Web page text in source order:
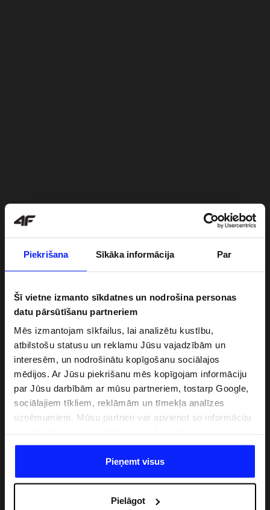
Piekrišana Sīkāka informācija Par
Šī vietne izmanto sīkdatnes un nodrošina personas
datu pārsūtīšanu partneriem
Mēs izmantojam sīkfailus, lai analizētu kustību,
atbilstošu statusu un reklamu Jūsu vajadzībām un
interesēm, un nodrošinātu kopīgošanu sociālajos
mēdijos. Ar Jūsu piekrišanu mēs kopīgojam informāciju
par Jūsu darbībām ar mūsu partneriem, tostarp Google,
sociālajiem tīkliem, reklāmām un tīmekļa analīzes
uzņēmumiem. Mūsu partneri var apvienot so informāciju
datiem, ko viņi iegūst, izmantojot viņu pakalpojumus. Ar
Jūsu atļauju, mēs varam pārsūtīt Jūsu personas datus
saviem partneriem, lai uzlabotu veidu, kadā tiek rādīta
saturu un uzlabotu mūsu partneru piedāvātos risinajumus
Pieņemt visus
Pielāgot